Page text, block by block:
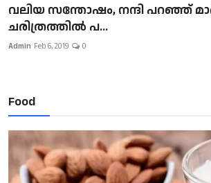
വലിയ സന്തോഷം, നന്ദി പറഞ്ഞ്
ചരിത്രത്തിൽ പ...
Admin Feb 6, 2019 0
Food